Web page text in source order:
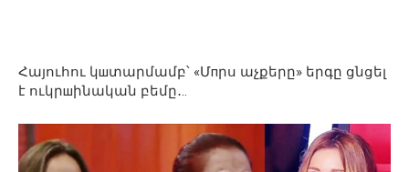
Հայուհու կшտարմամբ՝ «Մпրս աչքերը» երգը ցնցել
է ուկրшինական բեմը․..